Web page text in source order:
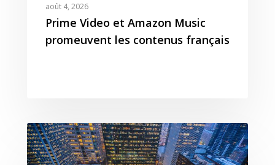
août 4, 2026
Prime Video et Amazon Music
promeuvent les contenus français